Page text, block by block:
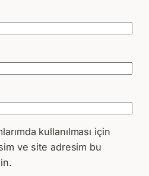
kullanılması için
ve site adresim bu